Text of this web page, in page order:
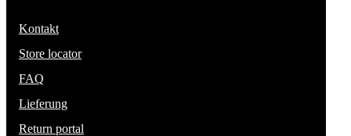
Kontakt
Store locator
FAQ
Lieferung
Return portal